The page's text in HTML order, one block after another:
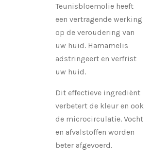
Teunisbloemolie heeft
een vertragende werking
op de veroudering van
uw huid. Hamamelis
adstringeert en verfrist
uw huid.
Dit effectieve ingrediënt
verbetert de kleur en ook
de microcirculatie. Vocht
en afvalstoffen worden
beter afgevoerd.